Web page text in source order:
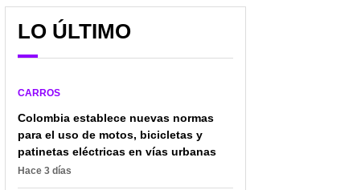
Bogotá realizará jornada
gratuita de capacitación
normatividad el 27 de
junio
LO ÚLTIMO
CARROS
Colombia establece nuevas normas
para el uso de motos, bicicletas y
patinetas eléctricas en vías urbanas
Hace 3 días